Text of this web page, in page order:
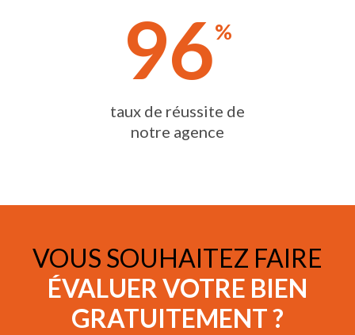
96%
taux de réussite de
notre agence
VOUS SOUHAITEZ FAIRE
ÉVALUER VOTRE BIEN
GRATUITEMENT ?